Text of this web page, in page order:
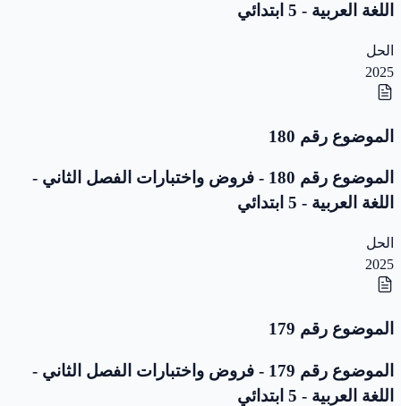
اللغة العربية - 5 ابتدائي
الحل
2025
الموضوع رقم 180
الموضوع رقم 180 - فروض واختبارات الفصل الثاني -
اللغة العربية - 5 ابتدائي
الحل
2025
الموضوع رقم 179
الموضوع رقم 179 - فروض واختبارات الفصل الثاني -
اللغة العربية - 5 ابتدائي